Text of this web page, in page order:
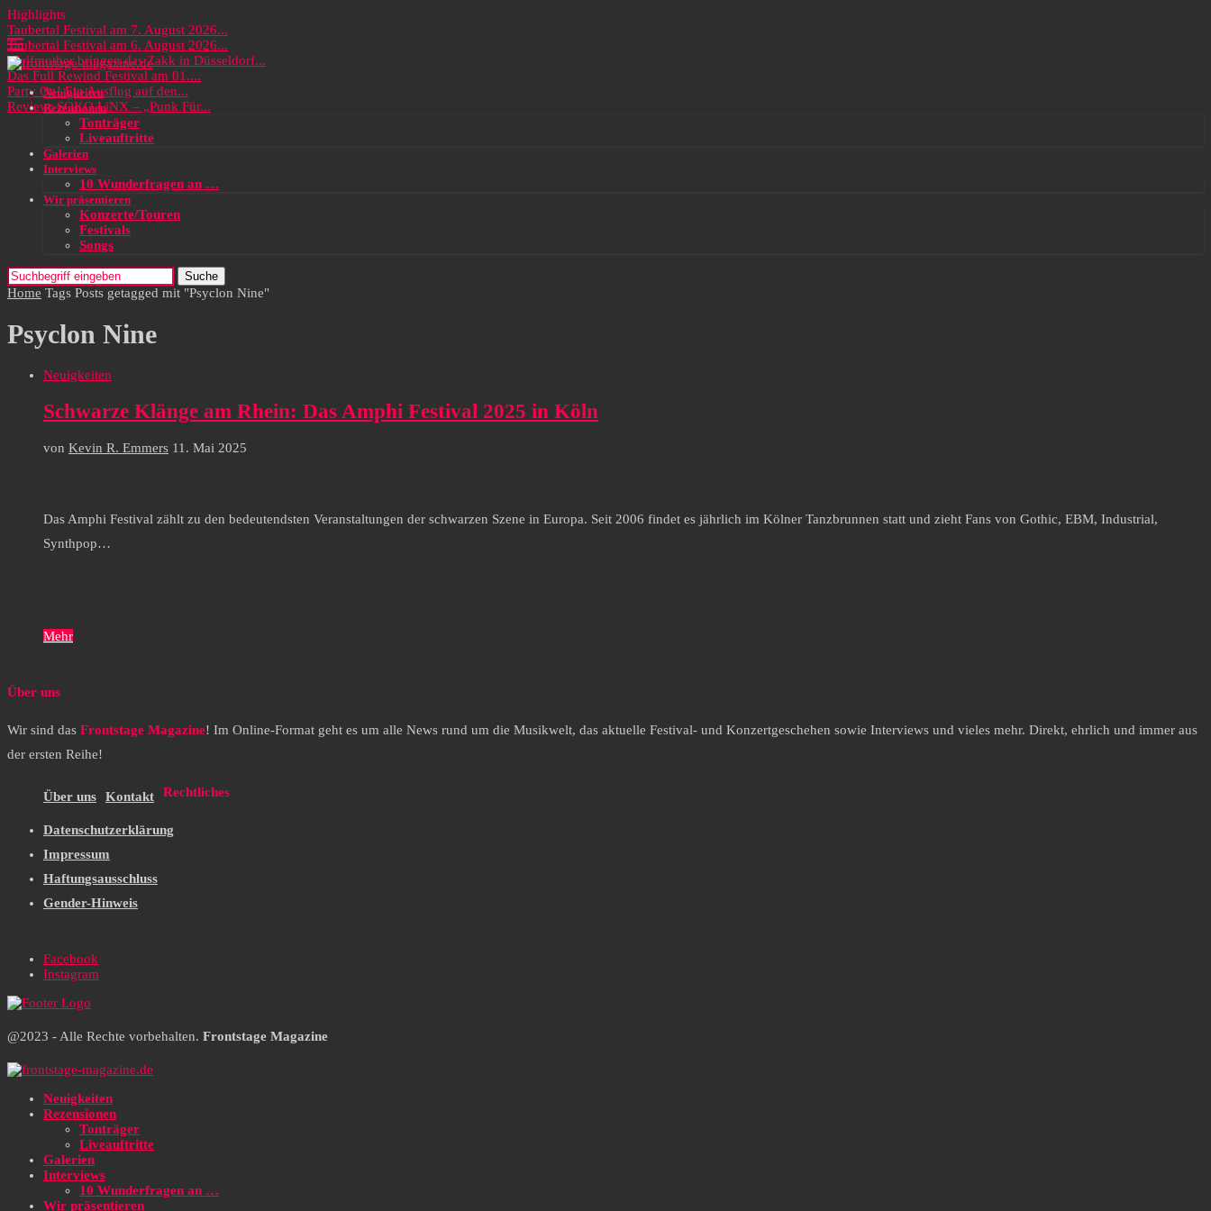
Highlights
Taubertal Festival am 7. August 2026...
Taubertal Festival am 6. August 2026...
Wolfmother bringen das Zakk in Düsseldorf...
Das Full Rewind Festival am 01....
Party On! Ein Ausflug auf den...
Review: SOKO LiNX – „Punk Für...
Neuigkeiten
Rezensionen
Tonträger
Liveauftritte
Galerien
Interviews
10 Wunderfragen an …
Wir präsentieren
Konzerte/Touren
Festivals
Songs
Suche
Home Tags Posts getagged mit "Psyclon Nine"
Psyclon Nine
Neuigkeiten
Schwarze Klänge am Rhein: Das Amphi Festival 2025 in Köln
von Kevin R. Emmers 11. Mai 2025
Das Amphi Festival zählt zu den bedeutendsten Veranstaltungen der schwarzen Szene in Europa. Seit 2006 findet es jährlich im Kölner Tanzbrunnen statt und zieht Fans von Gothic, EBM, Industrial,
Synthpop…
Mehr
Über uns
Wir sind das Frontstage Magazine! Im Online-Format geht es um alle News rund um die Musikwelt, das aktuelle Festival- und Konzertgeschehen sowie Interviews und vieles mehr. Direkt, ehrlich und immer aus
der ersten Reihe!
Über uns Kontakt Rechtliches
Datenschutzerklärung
Impressum
Haftungsausschluss
Gender-Hinweis
Facebook
Instagram
@2023 - Alle Rechte vorbehalten. Frontstage Magazine
Neuigkeiten
Rezensionen
Tonträger
Liveauftritte
Galerien
Interviews
10 Wunderfragen an …
Wir präsentieren